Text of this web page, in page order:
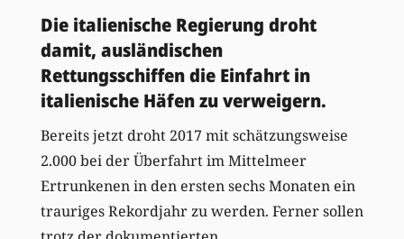
Die italienische Regierung droht
damit, ausländischen
Rettungsschiffen die Einfahrt in
italienische Häfen zu verweigern.
Bereits jetzt droht 2017 mit schätzungsweise
2.000 bei der Überfahrt im Mittelmeer
Ertrunkenen in den ersten sechs Monaten ein
trauriges Rekordjahr zu werden. Ferner sollen